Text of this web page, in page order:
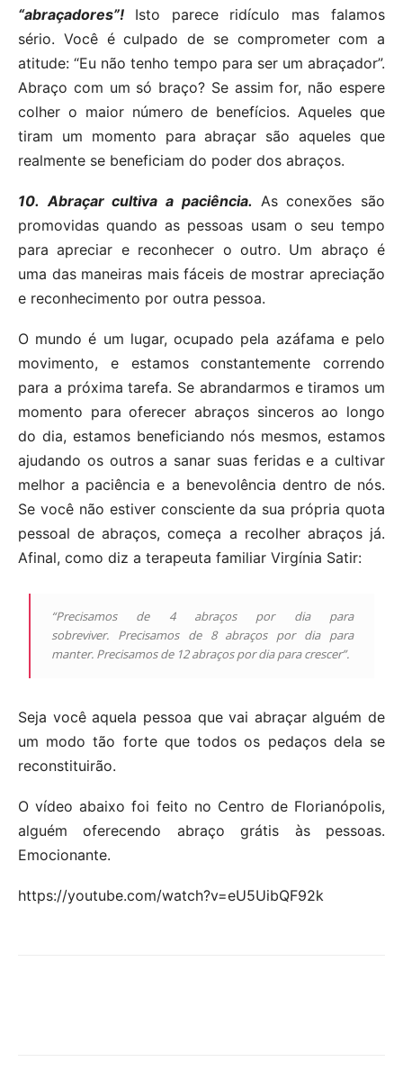
“abraçadores”! Isto parece ridículo mas falamos
sério. Você é culpado de se comprometer com a
atitude: “Eu não tenho tempo para ser um abraçador”.
Abraço com um só braço? Se assim for, não espere
colher o maior número de benefícios. Aqueles que
tiram um momento para abraçar são aqueles que
realmente se beneficiam do poder dos abraços.
10.Abraçar cultiva a paciência. As conexões são
promovidas quando as pessoas usam o seu tempo
para apreciar e reconhecer o outro. Um abraço é
uma das maneiras mais fáceis de mostrar apreciação
e reconhecimento por outra pessoa.
O mundo é um lugar, ocupado pela azáfama e pelo
movimento, e estamos constantemente correndo
para a próxima tarefa. Se abrandarmos e tiramos um
momento para oferecer abraços sinceros ao longo
do dia, estamos beneficiando nós mesmos, estamos
ajudando os outros a sanar suas feridas e a cultivar
melhor a paciência e a benevolência dentro de nós.
Se você não estiver consciente da sua própria quota
pessoal de abraços, começa a recolher abraços já.
Afinal, como diz a terapeuta familiar Virgínia Satir:
“Precisamos de 4 abraços por dia para
sobreviver. Precisamos de 8 abraços por dia para
manter. Precisamos de 12 abraços por dia para crescer”.
Seja você aquela pessoa que vai abraçar alguém de
um modo tão forte que todos os pedaços dela se
reconstituirão.
O vídeo abaixo foi feito no Centro de Florianópolis,
alguém oferecendo abraço grátis às pessoas.
Emocionante.
https://youtube.com/watch?v=eU5UibQF92k